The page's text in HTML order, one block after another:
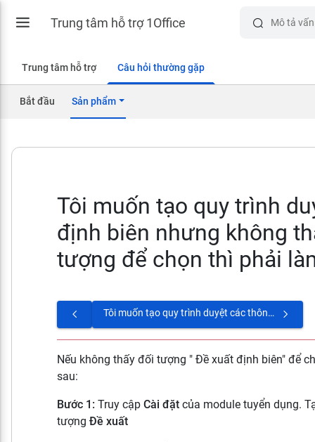
Trung tâm hỗ trợ 1Office
Trung tâm hỗ trợ Câu hỏi thường gặp
Bắt đầu Sản phẩm
Tôi muốn tạo quy trình
định biên nhưng không
tượng để chọn thì phải
Tôi muốn tạo quy trình duyệt các thông tin nhân sự cập nhật đưa lên hệ thống thì chọn đối tượng là gì?
Nếu không thấy đối tượng " Đề xuất định biên" để
sau:
Bước 1: Truy cập Cài đặt của module tuyển dụng.
tượng Đề xuất